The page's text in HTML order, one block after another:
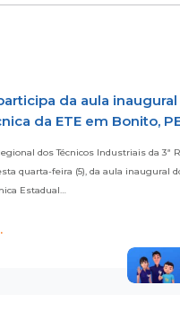
da aula
da ETE em Bonito,
dos Técnicos Industriais da 3ª
quarta-feira (5), da aula inaugural
Estadual…